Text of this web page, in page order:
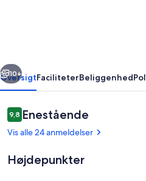
Næste
10+
OversigtFaciliteterBeliggenhed
Anmeldelser
9,89,8 ud af 10.
Enestående
Vis alle 24 anmeldelser
Højdepunkter